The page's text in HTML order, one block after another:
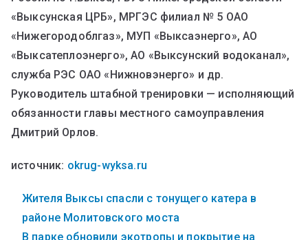
«Выксунская ЦРБ», МРГЭС филиал № 5 ОАО
«Нижегородоблгаз», МУП «Выксаэнерго», АО
«Выксатеплоэнерго», АО «Выксунский водоканал»,
служба РЭС ОАО «Нижновэнерго» и др.
Руководитель штабной тренировки — исполняющий
обязанности главы местного самоуправления
Дмитрий Орлов.
источник: okrug-wyksa.ru
Жителя Выксы спасли с тонущего катера в
районе Молитовского моста
В парке обновили экотропы и покрытие на